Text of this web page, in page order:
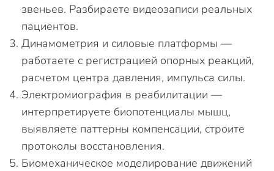
звеньев. Разбираете видеозаписи реальных
пациентов.
Динамометрия и силовые платформы —
работаете с регистрацией опорных реакций,
расчетом центра давления, импульса силы.
Электромиография в реабилитации —
интерпретируете биопотенциалы мышц,
выявляете паттерны компенсации, строите
протоколы восстановления.
Биомеханическое моделирование движений